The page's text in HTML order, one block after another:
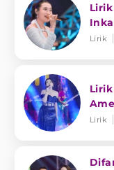
Inka
Lirik
Lirik